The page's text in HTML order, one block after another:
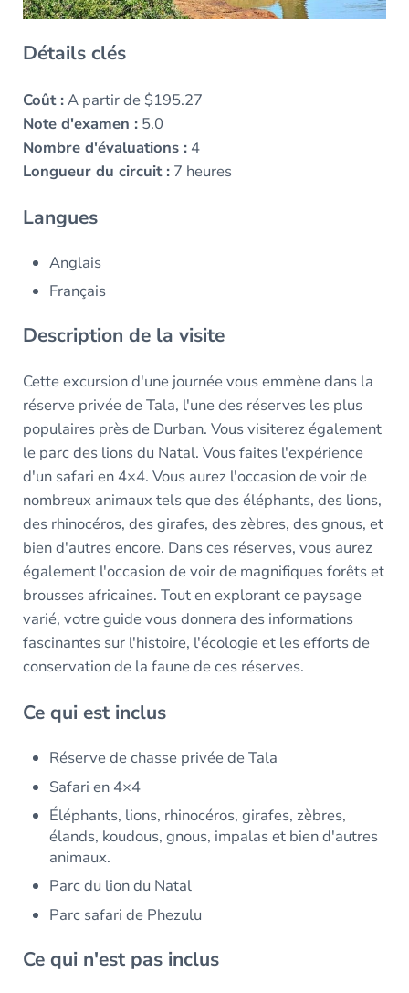
Détails clés
Coût :A partir de $195.27
Note d'examen :5.0
Nombre d'évaluations :4
Longueur du circuit :7 heures
Langues
Anglais
Français
Description de la visite
Cette excursion d'une journée vous emmène dans la
réserve privée de Tala, l'une des réserves les plus
populaires près de Durban. Vous visiterez également
le parc des lions du Natal. Vous faites l'expérience
d'un safari en 4×4. Vous aurez l'occasion de voir de
nombreux animaux tels que des éléphants, des lions,
des rhinocéros, des girafes, des zèbres, des gnous, et
bien d'autres encore. Dans ces réserves, vous aurez
également l'occasion de voir de magnifiques forêts et
brousses africaines. Tout en explorant ce paysage
varié, votre guide vous donnera des informations
fascinantes sur l'histoire, l'écologie et les efforts de
conservation de la faune de ces réserves.
Ce qui est inclus
Réserve de chasse privée de Tala
Safari en 4×4
Éléphants, lions, rhinocéros, girafes, zèbres,
élands, koudous, gnous, impalas et bien d'autres
animaux.
Parc du lion du Natal
Parc safari de Phezulu
Ce qui n'est pas inclus